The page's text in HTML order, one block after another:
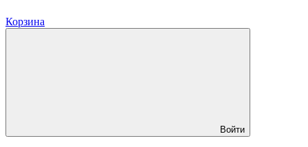
Корзина
Войти